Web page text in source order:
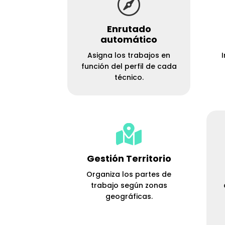

Enrutado
automático
Asigna los trabajos en
función del perfil de cada
técnico.

Gestión Territorio
Organiza los partes de
trabajo según zonas
geográficas.